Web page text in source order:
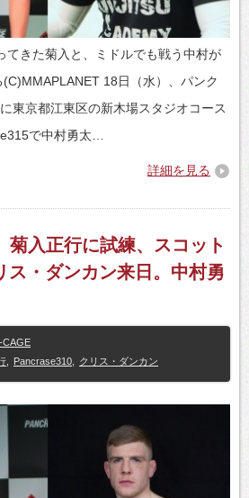
てきた菊入と、ミドルでも戦う中村が
18日（水）、パンク
東京都江東区の新木場スタジオコース
で中村勇太…
詳細を見る
菊入正行に試練、スコット
ス・ダンカン来日。中村勇
CAGE
Pancrase310 クリス・ダンカン